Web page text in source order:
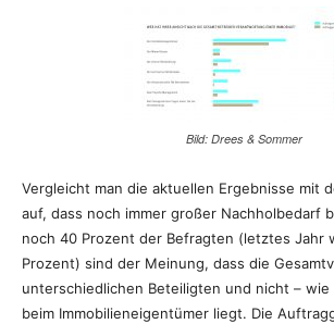
Bild: Drees & Sommer
Vergleicht man die aktuellen Ergebnisse mit
auf, dass noch immer großer Nachholbedarf
noch 40 Prozent der Befragten (letztes Jahr
Prozent) sind der Meinung, dass die
unterschiedlichen Beteiligten und nicht –
beim Immobilieneigentümer liegt. Die